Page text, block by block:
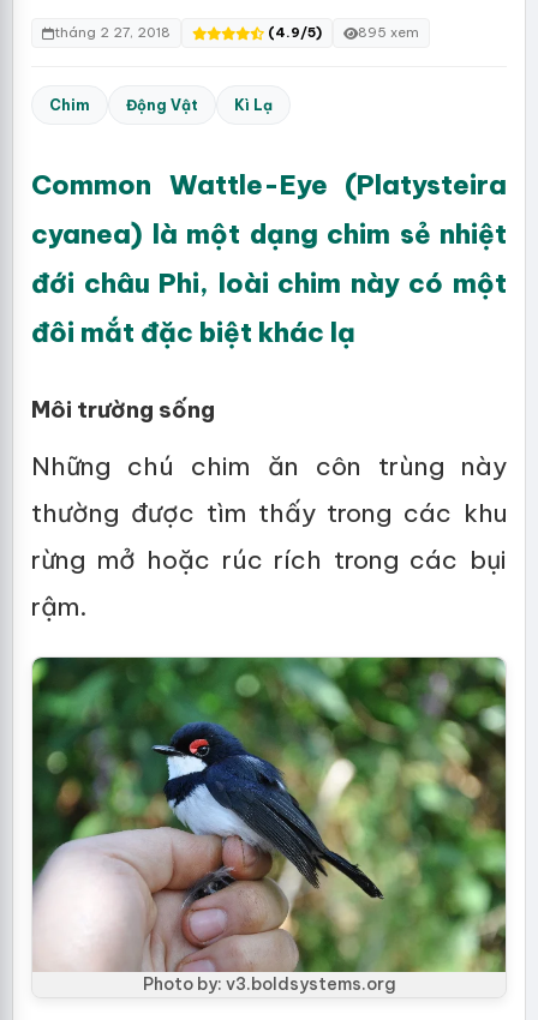
tháng 2 27, 2018 (4.9/5) 895 xem
Chim Động Vật Kì Lạ
Common Wattle-Eye (Platysteira
cyanea) là một dạng chim sẻ nhiệt
đới châu Phi, loài chim này có một
đôi mắt đặc biệt khác lạ
Môi trường sống
Những chú chim ăn côn trùng này
thường được tìm thấy trong các khu
rừng mở hoặc rúc rích trong các bụi
rậm.
Photo by: v3.boldsystems.org